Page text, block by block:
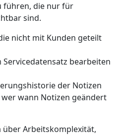
führen, die nur für
sind.
nicht mit Kunden geteilt
bearbeiten
der Notizen
wann Notizen geändert
Arbeitskomplexität,